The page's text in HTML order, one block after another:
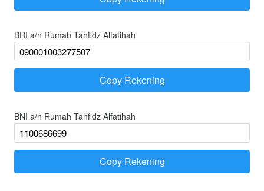
BRI a/n Rumah Tahfidz Alfatihah
`
Copy Rekening
BNI a/n Rumah Tahfidz Alfatihah
`
Copy Rekening